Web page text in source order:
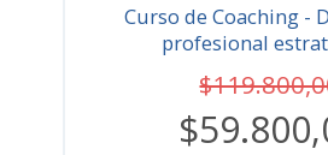
Curso de Coaching -
profesional